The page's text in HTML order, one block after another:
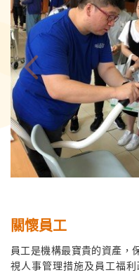
關懷員工
員工是機構最寶貴的資產，
視人事管理措施及員工福